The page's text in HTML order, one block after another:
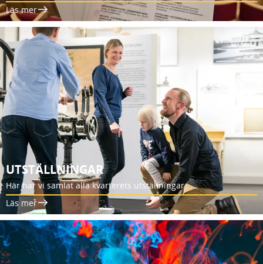
Läs mer
UTSTÄLLNINGAR
Här har vi samlat alla kvarterets utställningar.
Läs mer